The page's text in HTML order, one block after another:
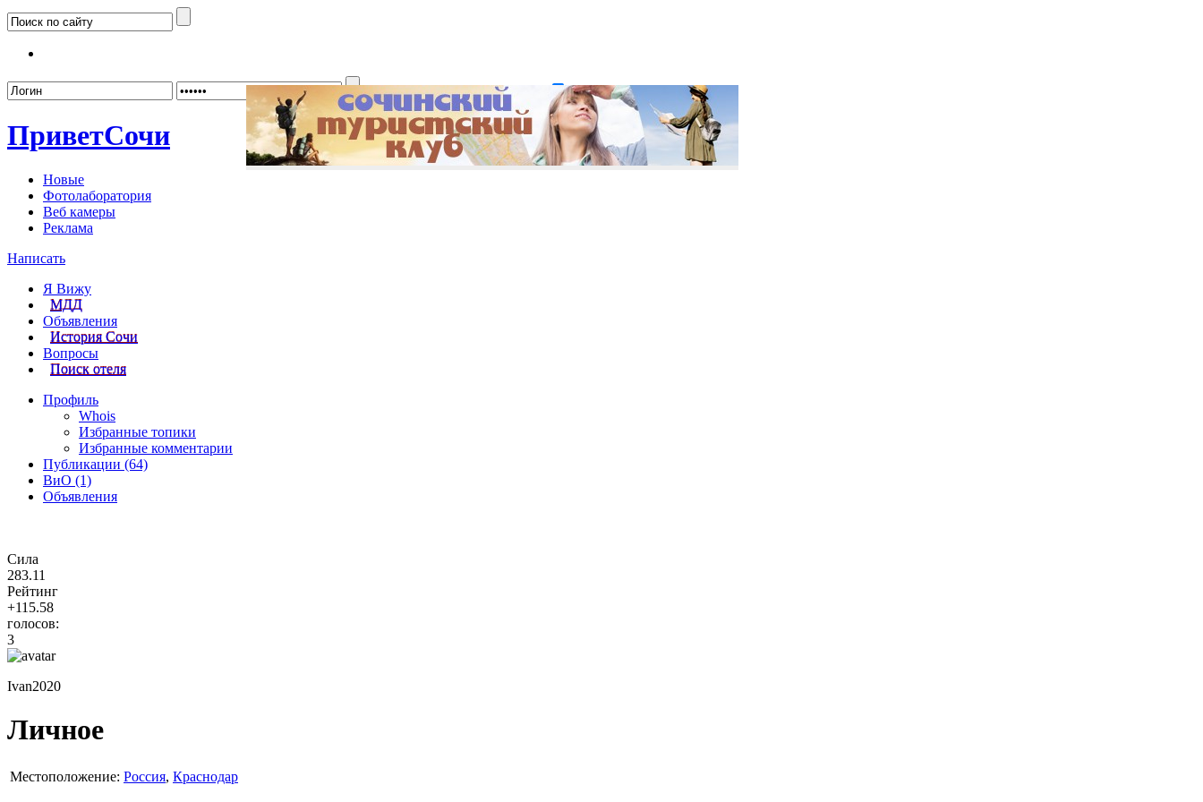
Забыли пароль? Регистрация
ПриветСочи
Новые
Фотолаборатория
Веб камеры
Реклама
Написать
Я Вижу
МДД
Объявления
История Сочи
Вопросы
Поиск отеля
Профиль
Whois
Избранные топики
Избранные комментарии
Публикации (64)
ВиО (1)
Объявления
Сила
283.11
Рейтинг
+115.58
голосов:
3
Ivan2020
Личное
Местоположение: Россия, Краснодар